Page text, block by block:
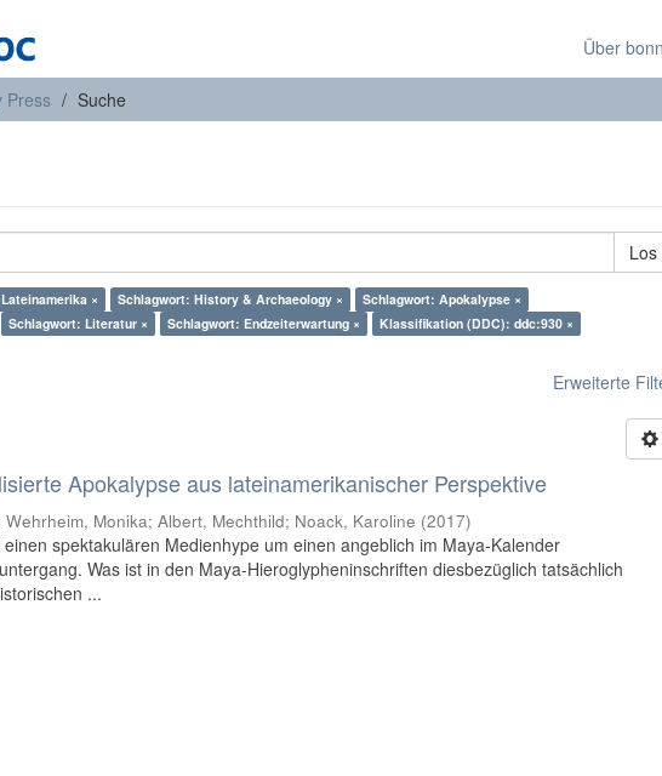
Über
Press Suche
Los
× Schlagwort: History & Archaeology ×
Schlagwort: Apokalypse ×
Schlagwort: Literatur × Schlagwort: Endzeiterwartung ×
Klassifikation (DDC): ddc:930 ×
Erweiterte
Apokalypse aus lateinamerikanischer Perspektive
Monika; Albert, Mechthild; Noack, Karoline (2017)
spektakulären Medienhype um einen angeblich im Maya-Kalender
Was ist in den Maya-Hieroglypheninschriften diesbezüglich tatsächlich
...